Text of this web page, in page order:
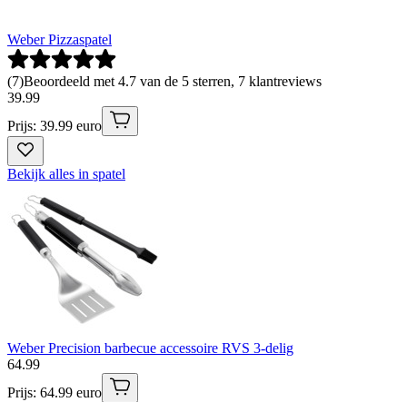
Weber Pizzaspatel
(7)Beoordeeld met 4.7 van de 5 sterren, 7 klantreviews
39.99
Prijs: 39.99 euro
Bekijk alles in spatel
Weber Precision barbecue accessoire RVS 3-delig
64.99
Prijs: 64.99 euro